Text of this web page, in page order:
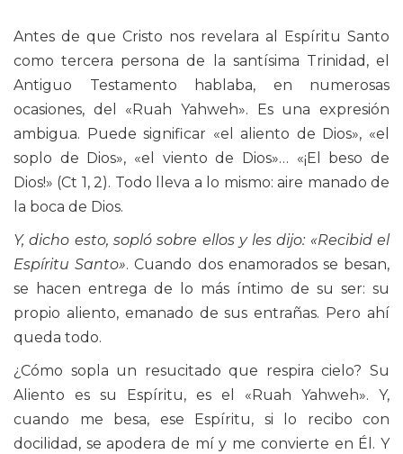
Antes de que Cristo nos revelara al Espíritu Santo
como tercera persona de la santísima Trinidad, el
Antiguo Testamento hablaba, en numerosas
ocasiones, del «Ruah Yahweh». Es una expresión
ambigua. Puede significar «el aliento de Dios», «el
soplo de Dios», «el viento de Dios»… «¡El beso de
Dios!» (Ct 1, 2). Todo lleva a lo mismo: aire manado de
la boca de Dios.
Y, dicho esto, sopló sobre ellos y les dijo: «Recibid el
Espíritu Santo». Cuando dos enamorados se besan,
se hacen entrega de lo más íntimo de su ser: su
propio aliento, emanado de sus entrañas. Pero ahí
queda todo.
¿Cómo sopla un resucitado que respira cielo? Su
Aliento es su Espíritu, es el «Ruah Yahweh». Y,
cuando me besa, ese Espíritu, si lo recibo con
docilidad, se apodera de mí y me convierte en Él. Y